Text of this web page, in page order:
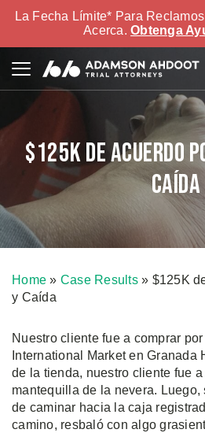
La Fecha Límite* Para
Acerca. Obtenga
$125K de Acuerdo
Caída
Home » Case Results» $125K
y Caída
Nuestro cliente fue a comprar por
International Market en
de la tienda, nuestro cliente fue
mantequilla de la nevera.
de caminar hacia la caja
camino, resbaló con algo